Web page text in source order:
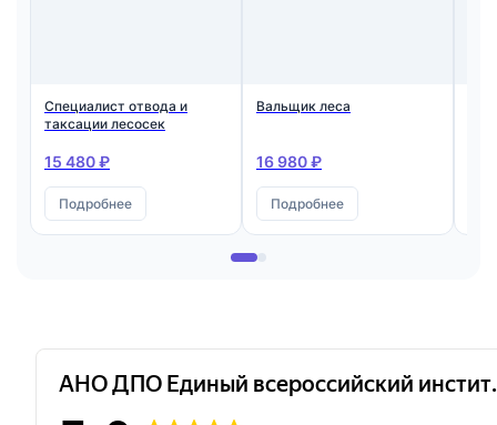
Специалист отвода и
таксации лесосек
15 480 ₽
Подробнее
Вальщик леса
16 980 ₽
Подробнее